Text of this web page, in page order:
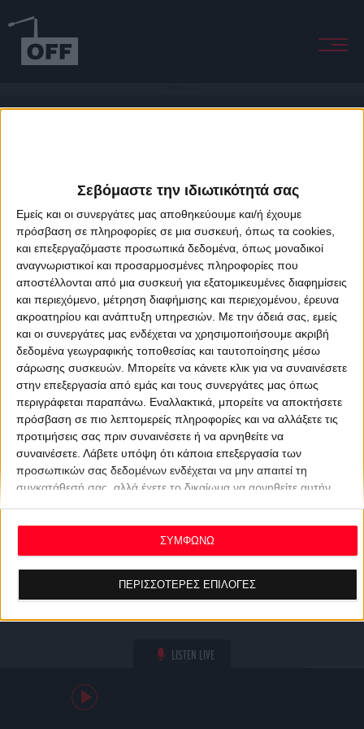
Σεβόμαστε την ιδιωτικότητά σας
Εμείς και οι συνεργάτες μας αποθηκεύουμε και/ή έχουμε
πρόσβαση σε πληροφορίες σε μια συσκευή, όπως τα cookies,
και επεξεργαζόμαστε προσωπικά δεδομένα, όπως μοναδικοί
αναγνωριστικοί και προσαρμοσμένες πληροφορίες που
αποστέλλονται από μια συσκευή για εξατομικευμένες διαφημίσεις
και περιεχόμενο, μέτρηση διαφήμισης και περιεχομένου, έρευνα
ακροατηρίου και ανάπτυξη υπηρεσιών. Με την άδειά σας, εμείς
και οι συνεργάτες μας ενδέχεται να χρησιμοποιήσουμε ακριβή
δεδομένα γεωγραφικής τοποθεσίας και ταυτοποίησης μέσω
σάρωσης συσκευών. Μπορείτε να κάνετε κλικ για να συναινέσετε
στην επεξεργασία από εμάς και τους συνεργάτες μας όπως
περιγράφεται παραπάνω. Εναλλακτικά, μπορείτε να αποκτήσετε
πρόσβαση σε πιο λεπτομερείς πληροφορίες και να αλλάξετε τις
προτιμήσεις σας πριν συναινέσετε ή να αρνηθείτε να
συναινέσετε. Λάβετε υπόψη ότι κάποια επεξεργασία των
προσωπικών σας δεδομένων ενδέχεται να μην απαιτεί τη
συγκατάθεσή σας, αλλά έχετε το δικαίωμα να αρνηθείτε αυτήν
ανακαλέσετε τη συγκατάθεσή σας ανά πάσα στιγμή
επιστρέφοντας σε αυτόν τον ιστότοπο και κάνοντας κλικ στο
κουμπί "Απορρήτου" στο κάτω μέρος της ιστοσελίδας.
ΠΕΡΙΣΣΟΤΕΡΕΣ ΕΠΙΛΟΓΕΣ
ΣΥΜΦΩΝΩ
LISTEN LIVE
About Offradio Business Class Terms & Conditions
Privacy Policy
Designed & developed byporcupine colors&Fotis Alexandrou